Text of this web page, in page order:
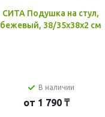
СИТА Подушка на стул,
бежевый, 38/35x38x2 см
В наличии
от 1 790 ₸